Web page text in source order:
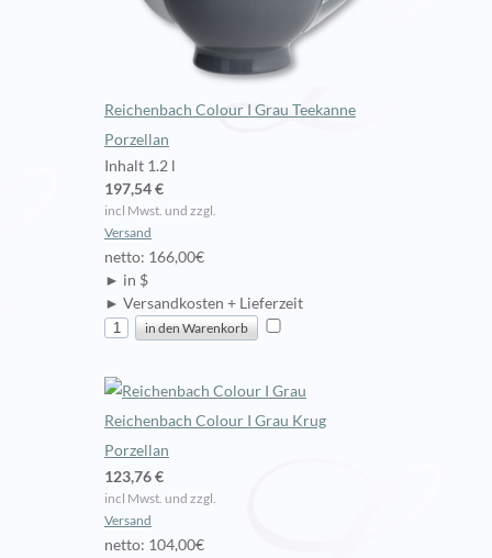
Reichenbach Colour I Grau Teekanne
Porzellan
Inhalt 1.2 l
197,54 €
incl Mwst. und zzgl.
Versand
netto: 166,00€
► in $
► Versandkosten + Lieferzeit
Reichenbach Colour I Grau Krug
Porzellan
123,76 €
incl Mwst. und zzgl.
Versand
netto: 104,00€